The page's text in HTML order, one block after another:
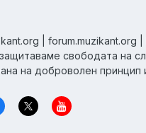
| forum.muzikant.org
свободата на
на доброволен принцип